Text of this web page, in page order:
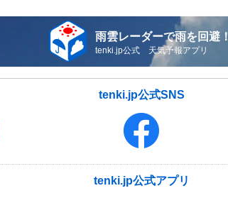
雨雲レーダーで雨を回避！
tenki.jp公式 天気予報アプリ
tenki.jp公式SNS
tenki.jp公式アプリ